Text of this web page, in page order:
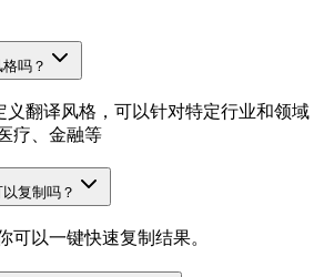
吗？
义翻译风格，可以针对特定行业和领域
疗、金融等
复制吗？
可以一键快速复制结果。